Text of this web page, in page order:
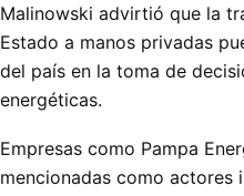
Malinowski advirtió que la
Estado a manos privadas
del país en la toma de
energéticas.
Empresas como Pampa
mencionadas como actores